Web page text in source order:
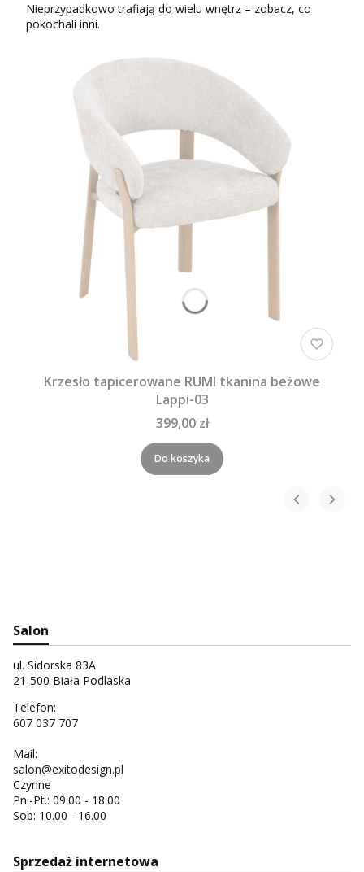
Nieprzypadkowo trafiają do wielu wnętrz – zobacz, co
pokochali inni.
Krzesło tapicerowane RUMI tkanina beżowe
Lappi-03
399,00 zł
Do koszyka
Salon
ul. Sidorska 83A
21-500 Biała Podlaska
Telefon:
607 037 707
Mail:
salon@exitodesign.pl
Czynne
Pn.-Pt.: 09:00 - 18:00
Sob: 10.00 - 16.00
Sprzedaż internetowa